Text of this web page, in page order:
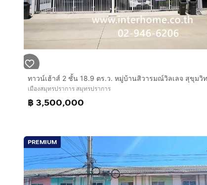
เมืองสมุทรปราการ สมุทรปราการ
฿ 3,500,000
PREMIUM